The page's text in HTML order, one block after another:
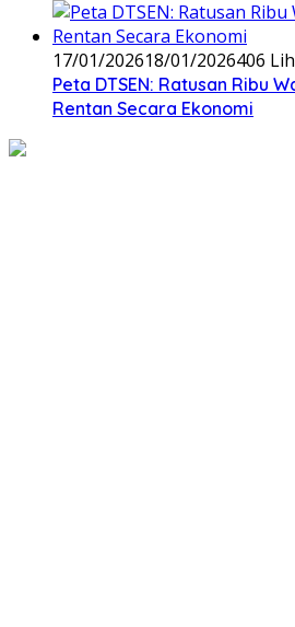
17/01/202618/01/2026406
‎Peta DTSEN: Ratusan Ribu
Rentan Secara Ekonomi